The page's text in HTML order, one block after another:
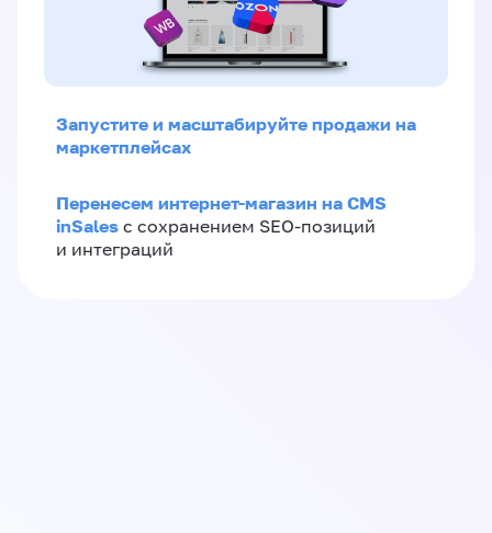
Запустите и масштабируйте продажи на
маркетплейсах
Перенесем интернет-магазин на CMS
inSales с сохранением SEO-позиций
и интеграций